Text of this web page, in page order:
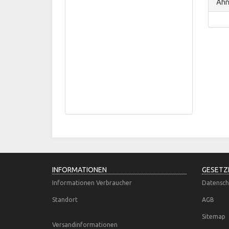
INFORMATIONEN
Informationen Verbraucher
Standort
Versandinformationen
AGB
Sitemap